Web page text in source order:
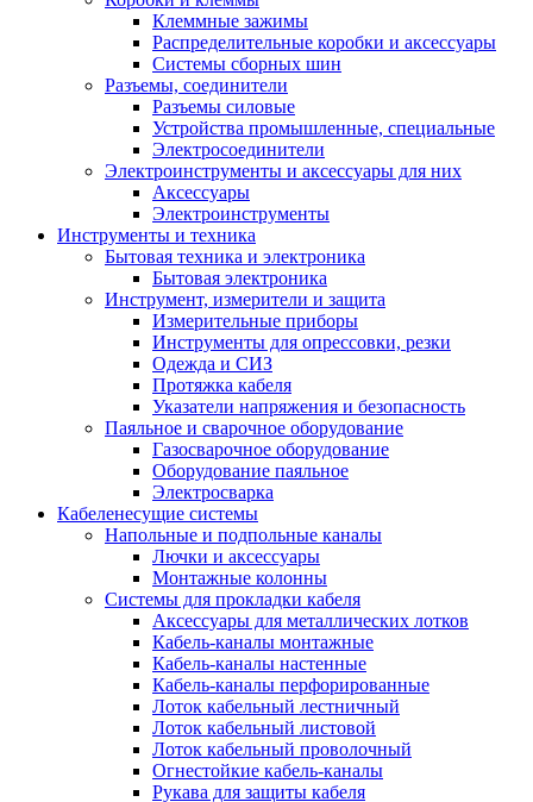
Клеммные зажимы
Распределительные коробки и аксессуары
Системы сборных шин
Разъемы, соединители
Разъемы силовые
Устройства промышленные, специальные
Электросоединители
Электроинструменты и аксессуары для них
Аксессуары
Электроинструменты
Инструменты и техника
Бытовая техника и электроника
Бытовая электроника
Инструмент, измерители и защита
Измерительные приборы
Инструменты для опрессовки, резки
Одежда и СИЗ
Протяжка кабеля
Указатели напряжения и безопасность
Паяльное и сварочное оборудование
Газосварочное оборудование
Оборудование паяльное
Электросварка
Кабеленесущие системы
Напольные и подпольные каналы
Лючки и аксессуары
Монтажные колонны
Системы для прокладки кабеля
Аксессуары для металлических лотков
Кабель-каналы монтажные
Кабель-каналы настенные
Кабель-каналы перфорированные
Лоток кабельный лестничный
Лоток кабельный листовой
Лоток кабельный проволочный
Огнестойкие кабель-каналы
Рукава для защиты кабеля